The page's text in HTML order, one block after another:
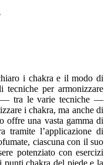
i chakra e il modo di
tecniche per armonizzare
— tra le varie tecniche —
i chakra, ma anche di
offre una vasta gamma di
tramite l’applicazione di
ciascuna con il suo
potenziato con esercizi